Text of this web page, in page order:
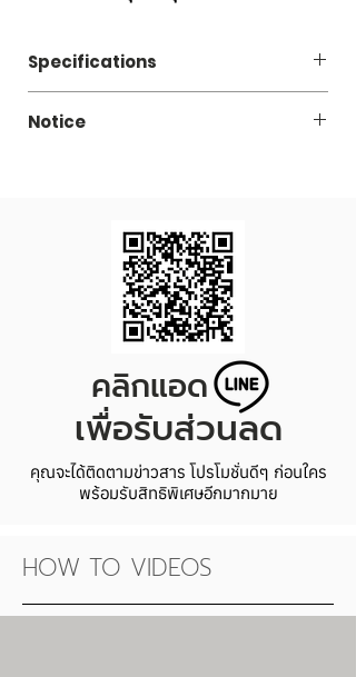
กระป๋องพลาสติกใส+ฝาดึง (เลือกแบบ
ได้)+ฝาครอบพลาสติก (เลือกสีได้)
***เพื่อให้ได้สินค้าที่ถูกต้องรบกวนลูกค้าอ่าน
Specifications
Code
Diameter 65 x Height
160 mm.
138
*Price/Set excluded VAT 7%
*Price/Set = Plastic can + EOE Inner lid +
Plastic Cover
Notice
กระป๋องพลาสติกทนความเย็นได้สูงสุด
เครื่องปิดฝากระป๋องกับฝาของกระป๋อง
ต้องเป็นโปรไฟล์เดียวกัน หากลูกค้าใช้
เครื่องปิดฝากระป๋องของที่อื่น แนะนำให้
เลือกซื้อเป็นชุดตัวอย่างไปทดลองก่อนค่ะ
คลิกแอด
เพื่อรับส่วนลด
คุณจะได้ติดตามข่าวสาร โปรโมชั่นดีๆ ก่อนใคร
พร้อมรับสิทธิพิเศษอีกมากมาย
HOW TO VIDEOS